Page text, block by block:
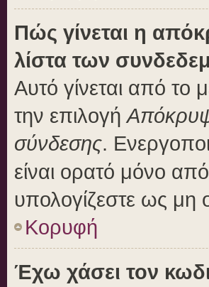
Πώς γίνεται η
λίστα των
Αυτό γίνεται από το
την επιλογή
σύνδεσης.
είναι ορατό μόνο
υπολογίζεστε ως μη
Κορυφή
Έχω χάσει τον